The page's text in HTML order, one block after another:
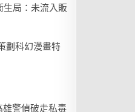
局：未流入販
劃科幻漫畫特
警偵破走私毒